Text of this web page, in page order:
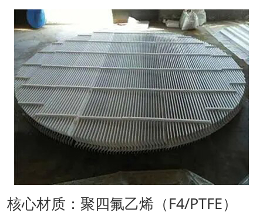
核心材质：聚四氟乙烯（F4/PTFE）